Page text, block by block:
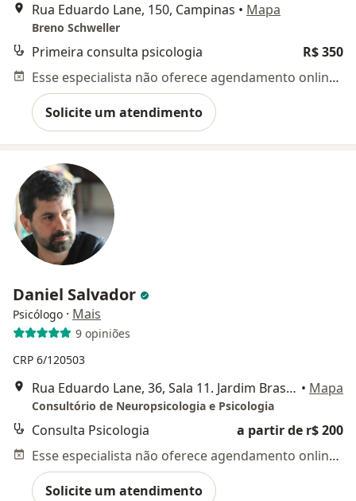
Rua Eduardo Lane, 150, Campinas • Mapa
Breno Schweller
Primeira consulta psicologia
R$ 350
Esse especialista não oferece agendamento online para esse endereço.
Solicite um atendimento
Daniel Salvador
Psicólogo · Mais
9 opiniões
CRP 6/120503
Rua Eduardo Lane, 36, Sala 11. Jardim Brasil, Campinas • Mapa
Consultório de Neuropsicologia e Psicologia
Consulta Psicologia
a partir de r$ 200
Esse especialista não oferece agendamento online para esse endereço.
Solicite um atendimento